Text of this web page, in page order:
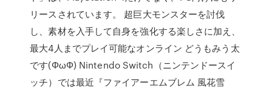
リースされています。 超巨大モンスターを討伐
し、素材を入手して自身を強化する楽しさに加え、
最大4人までプレイ可能なオンライン どうもみう太
です(ΦωΦ) Nintendo Switch（ニンテンドースイ
ッチ）では最近『ファイアーエムブレム 風花雪